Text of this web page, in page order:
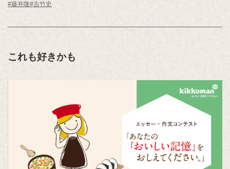
#藤井隆#吉竹史
これも好きかも